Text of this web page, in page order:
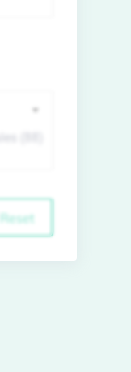
Reset